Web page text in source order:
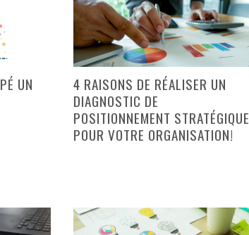
UN
4 RAISONS DE RÉALISER UN
DIAGNOSTIC DE
POSITIONNEMENT STRATÉGIQUE
POUR VOTRE ORGANISATION!